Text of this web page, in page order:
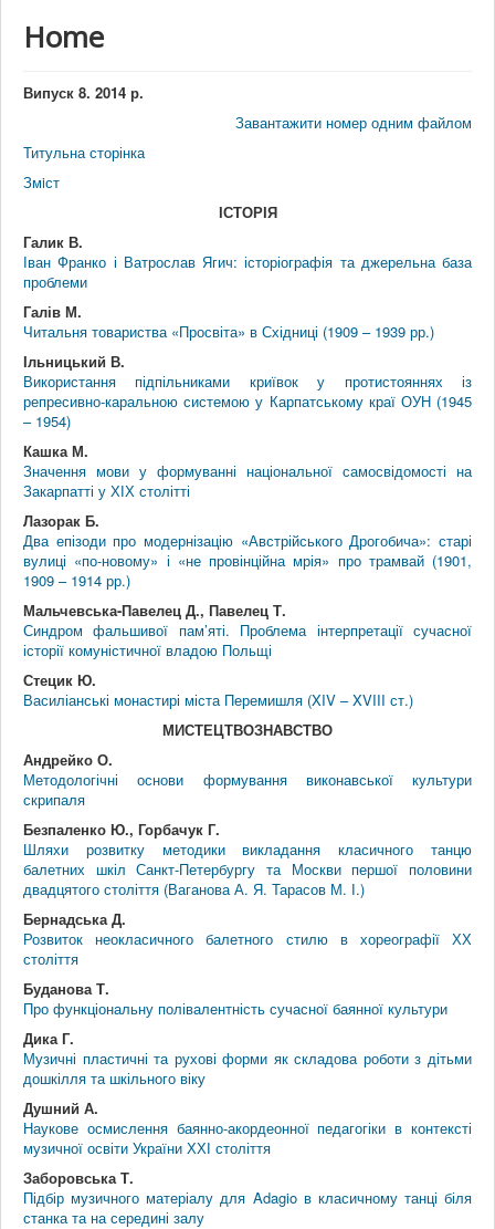
Home
Випуск 8. 2014 р.
Завантажити номер одним файлом
Титульна сторінка
Змiст
ІСТОРІЯ
Галик В.
Іван Франко і Ватрослав Ягич: історіографія та джерельна база
проблеми
Галів М.
Читальня товариства «Просвіта» в Східниці (1909 – 1939 рр.)
Ільницький В.
Використання підпільниками криївок у протистояннях із
репресивно-каральною системою у Карпатському краї ОУН (1945
– 1954)
Кашка М.
Значення мови у формуванні національної самосвідомості на
Закарпатті у ХІХ столітті
Лазорак Б.
Два епізоди про модернізацію «Австрійського Дрогобича»: старі
вулиці «по-новому» і «не провінційна мрія» про трамвай (1901,
1909 – 1914 рр.)
Мальчевська-Павелец Д., Павелец Т.
Синдром фальшивої пам’яті. Проблема інтерпретації сучасної
історії комуністичної владою Польщі
Стецик Ю.
Василіанські монастирі міста Перемишля (XIV – XVIII ст.)
МИСТЕЦТВОЗНАВСТВО
Андрейко О.
Методологічні основи формування виконавської культури
скрипаля
Безпаленко Ю., Горбачук Г.
Шляхи розвитку методики викладання класичного танцю
балетних шкіл Санкт-Петербургу та Москви першої половини
двадцятого століття (Ваганова А. Я. Тарасов М. І.)
Бернадська Д.
Розвиток неокласичного балетного стилю в хореографії ХХ
століття
Буданова Т.
Про функціональну полівалентність сучасної баянної культури
Дика Г.
Музичні пластичні та рухові форми як складова роботи з дітьми
дошкілля та шкільного віку
Душний А.
Наукове осмислення баянно-акордеонної педагогіки в контексті
музичної освіти України ХХІ століття
Заборовська Т.
Підбір музичного матеріалу для Adagio в класичному танці біля
станка та на середині залу